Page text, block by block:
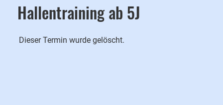
Hallentraining ab 5J
Dieser Termin wurde gelöscht.